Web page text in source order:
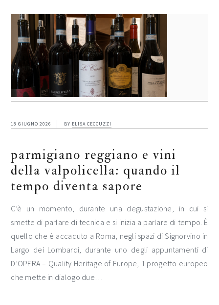
18 GIUGNO 2026 BY ELISA CECCUZZI
parmigiano reggiano e vini
della valpolicella: quando il
tempo diventa sapore
C’è un momento, durante una degustazione, in cui si
smette di parlare di tecnica e si inizia a parlare di tempo. È
quello che è accaduto a Roma, negli spazi di Signorvino in
Largo dei Lombardi, durante uno degli appuntamenti di
D’OPERA – Quality Heritage of Europe, il progetto europeo
che mette in dialogo due…